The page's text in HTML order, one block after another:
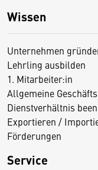
Wissen
Unternehmen
Lehrling ausbilden
1. Mitarbeiter:in
Allgemeine
Dienstverhältnis
Exportieren /
Förderungen
Service